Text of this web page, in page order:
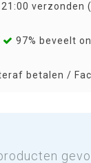
verzonden
97% beveelt
betalen /